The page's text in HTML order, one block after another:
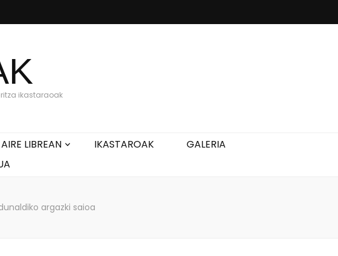
ikastaraoak
AIRE LIBREAN IKASTAROAK
GALERIA
argazki saioa